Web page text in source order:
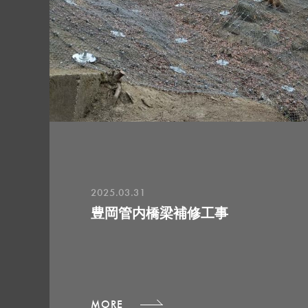
2025.03.31
豊岡管内橋梁補修工事
MORE